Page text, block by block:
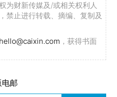
为财新传媒及/或相关权利人
禁止进行转载、摘编、复制及
hello@caixin.com ，获得书面
邮